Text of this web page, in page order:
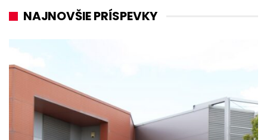
NAJNOVŠIE PRÍSPEVKY